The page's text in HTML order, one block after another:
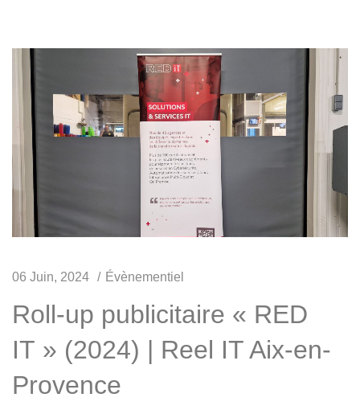
06 Juin, 2024 Évènementiel
Roll-up publicitaire « RED
IT » (2024) | Reel IT Aix-en-
Provence